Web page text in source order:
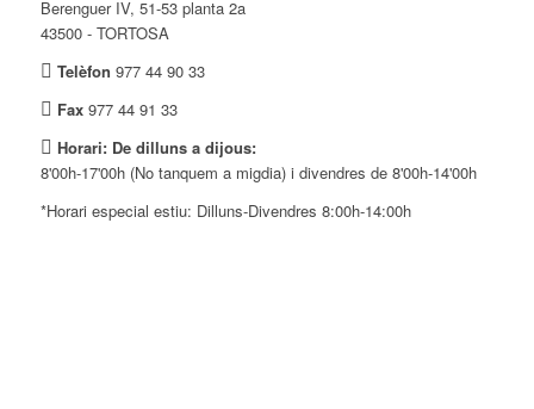
Berenguer IV, 51-53 planta 2a
43500 - TORTOSA
Telèfon 977 44 90 33
Fax977 44 91 33
Horari: De dilluns a dijous:
8'00h-17'00h (No tanquem a migdia) i divendres de 8'00h-14'00h
*Horari especial estiu: Dilluns-Divendres 8:00h-14:00h